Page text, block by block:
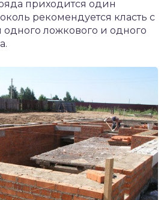
приходится один
рекомендуется класть с
ложкового и одного